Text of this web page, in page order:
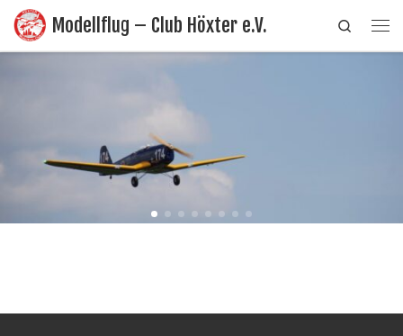
Zum Inhalt springen
Modellflug – Club Höxter e.V.
Search